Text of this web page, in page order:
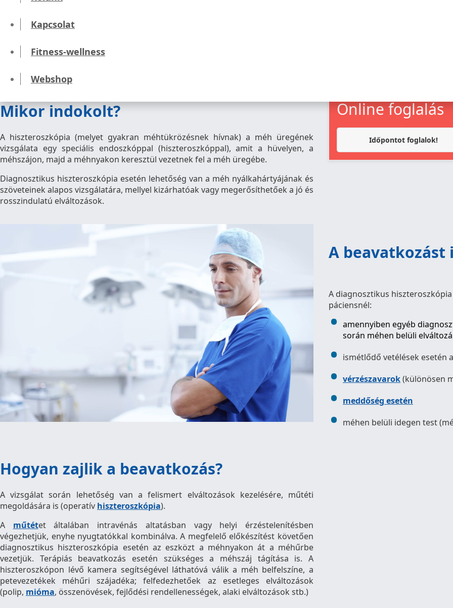
Kapcsolat
Fitness-wellness
Webshop
Műtétek
Diagnosztikus hiszteroszkópia
Diagnosztikus hiszteroszkópia
Mikor indokolt?
A hiszteroszkópia (melyet gyakran méhtükrözésnek hívnak) a méh üregének
vizsgálata egy speciális endoszkóppal (hiszteroszkóppal), amit a hüvelyen, a
méhszájon, majd a méhnyakon keresztül vezetnek fel a méh üregébe.
Diagnosztikus hiszteroszkópia esetén lehetőség van a méh nyálkahártyájának és
szöveteinek alapos vizsgálatára, mellyel kizárhatóak vagy megerősíthetőek a jó és
rosszindulatú elváltozások.
Online foglalás
Időpontot foglalok!
A beavatkozást
A diagnosztikus
páciensnél:
amennyiben egyéb
során méhen belüli
ismétlődő vetélések esetén
vérzészavarok(különösen
meddőség esetén
méhen belüli idegen test
Hogyan zajlik a beavatkozás?
A vizsgálat során lehetőség van a felismert elváltozások kezelésére, műtéti
megoldására is (operatív hiszteroszkópia).
A műtétet általában intravénás altatásban vagy helyi érzéstelenítésben
végezhetjük, enyhe nyugtatókkal kombinálva. A megfelelő előkészítést követően
diagnosztikus hiszteroszkópia esetén az eszközt a méhnyakon át a méhűrbe
vezetjük. Terápiás beavatkozás esetén szükséges a méhszáj tágítása is. A
hiszteroszkópon lévő kamera segítségével láthatóvá válik a méh belfelszíne, a
petevezetékek méhűri szájadéka; felfedezhetőek az esetleges elváltozások
(polip, mióma, összenövések, fejlődési rendellenességek, alaki elváltozások stb.)